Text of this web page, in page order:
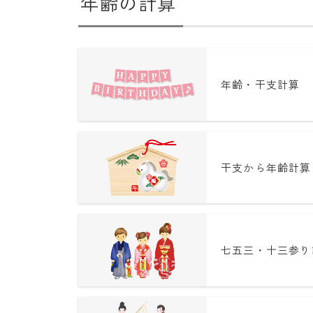
年齢・干支計算
干支から年齢計算
七五三・十三参